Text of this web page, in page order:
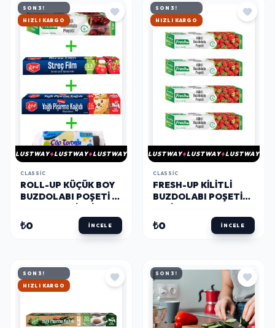
SON 3!
HIZLI KARGO
LUSTWAY LUSTWAY LUSTWAY
CLASSIC
ROLL-UP KÜÇÜK BOY
BUZDOLABI POŞETI -
PIŞIRME KAĞIDI - ÇÖP
TORBASI SETI
₺0 İNCELE
SON 3!
HIZLI KARGO
LUSTWAY LUSTWAY LUSTWAY
CLASSIC
FRESH-UP KILITLI
BUZDOLABI POŞETI
ADET
₺0 İNCELE
SON 3!
HIZLI KARGO
SON 3!